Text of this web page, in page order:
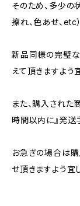
そのため、多少の
擦れ、色あせ、etc
新品同様の完璧
えて頂きますよう
また、購入された
時間以内に』発送
お急ぎの場合は
せ頂きますよう宜